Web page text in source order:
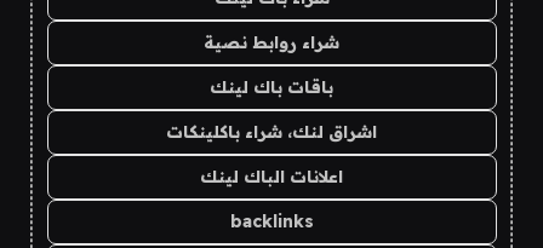
شراء روابط نصية
باقات باك لينك
اشراق لنك، شراء باكلينكات
اعلانات الباك لينك
backlinks